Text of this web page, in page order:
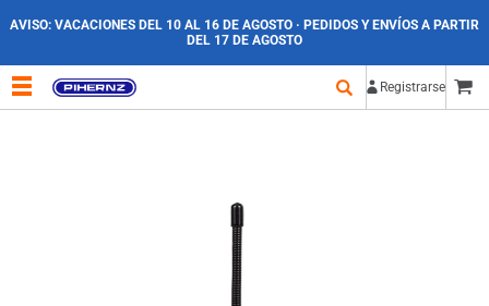
AVISO: VACACIONES DEL 10 AL 16 DE AGOSTO · PEDIDOS Y ENVÍOS A PARTIR
DEL 17 DE AGOSTO
Registrarse